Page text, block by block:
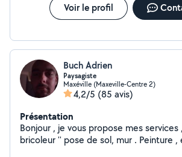
Voir le profil
Buch Adrien
Paysagiste
Maxéville (Maxeville-Centre 2)
4,2/5 (85 avis)
Présentation
Bonjour , je vous propose mes
bricoleur '' pose de sol, mur . Peinture